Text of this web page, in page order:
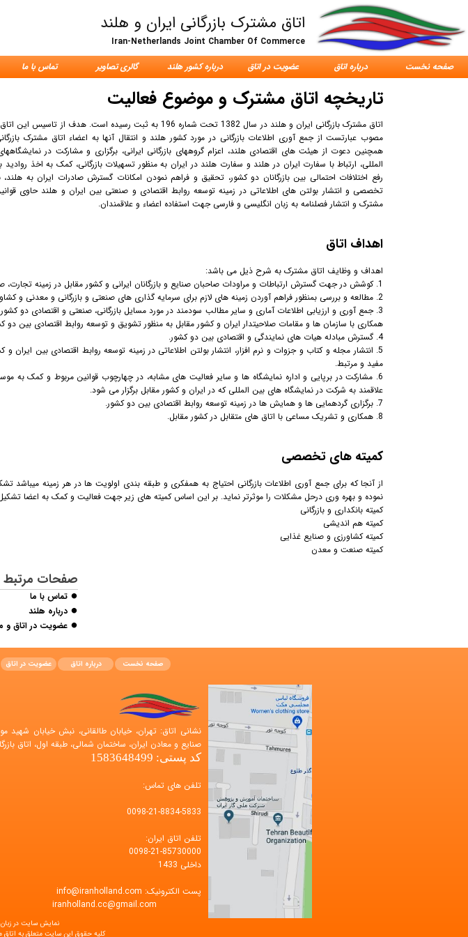
اتاق مشترک بازرگانی ایران و هلند
Iran-Netherlands Joint Chamber Of Commerce
صفحه نخست
درباره اتاق عضویت در اتاق درباره کشور هلند گالری تصاویر تماس با ما
تاریخچه اتاق مشترک و موضوع فعالیت
اتاق مشترک بازرگانی ایران و هلند در سال 1382 تحت شماره 196 به ثبت رسیده است. هدف
مصوب عبارتست از جمع آوری اطلاعات بازرگانی در مورد کشور هلند و انتقال آنها به اعضاء اتاق مشترک
همچنین دعوت از هیئت های اقتصادی هلند، اعزام گروههای بازرگانی ایرانی، برگزاری و مشارکت در
المللی، ارتباط با سفارت ایران در هلند و سفارت هلند در ایران به منظور تسهیلات بازرگانی، کمک به اخذ روادید
رفع اختلافات احتمالی بین بازرگانان دو کشور، تحقیق و فراهم نمودن امکانات گسترش صادرات ایران به هلند،
تخصصی و انتشار بولتن های اطلاعاتی در زمینه توسعه روابط اقتصادی و صنعتی بین ایران و هلند حاوی
مشترک و انتشار فصلنامه به زبان انگلیسی و فارسی جهت استفاده اعضاء و علاقمندان.
اهداف اتاق
اهداف و وظایف اتاق مشترک به شرح ذیل می باشد:
1. کوشش در جهت گسترش ارتباطات و مراودات صاحبان صنایع و بازرگانان ایرانی و کشور مقابل در زمینه تجارت، صنعت، خدمات، کشاورزی، معدن و سایر امور مربوطه.
2. مطالعه و بررسی بمنظور فراهم آوردن زمینه های لازم برای سرمایه گذاری های صنعتی و بازرگانی و معدنی و کشاورزی در دو کشور.
3. جمع آوری و ارزیابی اطلاعات آماری و سایر مطالب سودمند در مورد مسایل بازرگانی، صنعتی و اقتصادی دو
همکاری با سازمان ها و مقامات صلاحیتدار ایران و کشور مقابل به منظور تشویق و توسعه روابط اقتصادی بین دو
4. گسترش مبادله هیات های نمایندگی و اقتصادی بین دو کشور.
5. انتشار مجله و کتاب و جزوات و نرم افزار، انتشار بولتن اطلاعاتی در زمینه توسعه روابط اقتصادی بین
مفید و مرتبط.
6. مشارکت در برپایی و اداره نمایشگاه ها و سایر فعالیت های مشابه، در چهارچوب قوانین مربوط و کمک
علاقمند به شرکت در نمایشگاه های بین المللی که در ایران و کشور مقابل برگزار می شود.
7. برگزاری گردهمایی ها و همایش ها در زمینه توسعه روابط اقتصادی بین دو کشور.
8. همکاری و تشریک مساعی با اتاق های متقابل در کشور مقابل.
کمیته های تخصصی
از آنجا که برای جمع آوری اطلاعات بازرگانی احتیاج به همفکری و طبقه بندی اولویت ها در هر زمینه میباشد
نموده و بهره وری درحل مشکلات را موثرتر نماید. بر این اساس کمیته های زیر جهت فعالیت و کمک به اعضا
کمیته بانکداری و بازرگانی
کمیته هم اندیشی
کمیته کشاورزی و صنایع غذایی
کمیته صنعت و معدن
صفحات مرتبط
⏺ تماس با ما
⏺ درباره هلند
⏺ عضویت در اتاق و
صفحه نخست درباره اتاق عضویت در اتاق
صنایع و معادن ایران، ساختمان شمالی، طبقه اول، اتاق
کد پستی: 1583648499
تلفن های تماس:
0098-21-8834-5833
تلفن اتاق ایران:
0098-21-85730000
داخلی 1433
پست الکترونیک: info@iranholland.com
iranholland.cc@gmail.com
نمایش سایت در
کليه حقوق اين سايت متعلق به اتاق